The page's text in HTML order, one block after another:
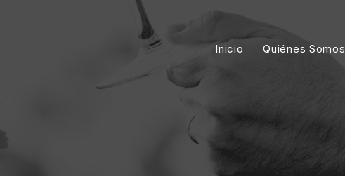
Inicio Quiénes Somos